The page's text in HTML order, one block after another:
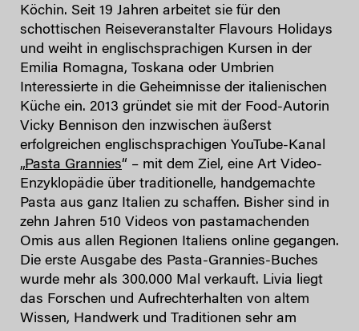
Köchin. Seit 19 Jahren arbeitet sie für den
schottischen Reiseveranstalter Flavours Holidays
und weiht in englischsprachigen Kursen in der
Emilia Romagna, Toskana oder Umbrien
Interessierte in die Geheimnisse der italienischen
Küche ein. 2013 gründet sie mit der Food-Autorin
Vicky Bennison den inzwischen äußerst
erfolgreichen englischsprachigen YouTube-Kanal
„Pasta Grannies“ – mit dem Ziel, eine Art Video-
Enzyklopädie über traditionelle, handgemachte
Pasta aus ganz Italien zu schaffen. Bisher sind in
zehn Jahren 510 Videos von pastamachenden
Omis aus allen Regionen Italiens online gegangen.
Die erste Ausgabe des Pasta-Grannies-Buches
wurde mehr als 300.000 Mal verkauft. Livia liegt
das Forschen und Aufrechterhalten von altem
Wissen, Handwerk und Traditionen sehr am